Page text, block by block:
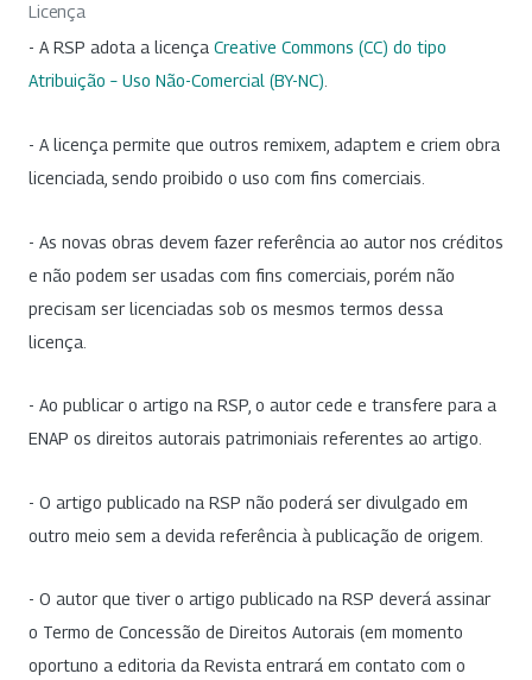
Licença
- A RSP adota a licença Creative Commons (CC) do tipo
Atribuição – Uso Não-Comercial (BY-NC).
- A licença permite que outros remixem, adaptem e criem obra
licenciada, sendo proibido o uso com fins comerciais.
- As novas obras devem fazer referência ao autor nos créditos
e não podem ser usadas com fins comerciais, porém não
precisam ser licenciadas sob os mesmos termos dessa
licença.
- Ao publicar o artigo na RSP, o autor cede e transfere para a
ENAP os direitos autorais patrimoniais referentes ao artigo.
- O artigo publicado na RSP não poderá ser divulgado em
outro meio sem a devida referência à publicação de origem.
- O autor que tiver o artigo publicado na RSP deverá assinar
o Termo de Concessão de Direitos Autorais (em momento
oportuno a editoria da Revista entrará em contato com o